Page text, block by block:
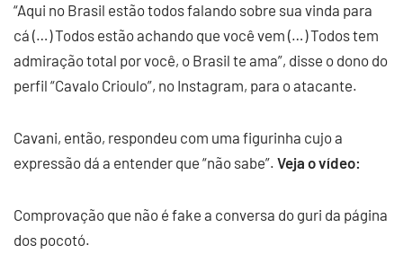
“Aqui no Brasil estão todos falando sobre sua vinda para
cá (…) Todos estão achando que você vem (…) Todos tem
admiração total por você, o Brasil te ama”, disse o dono do
perfil “Cavalo Crioulo”, no Instagram, para o atacante.
Cavani, então, respondeu com uma figurinha cujo a
expressão dá a entender que “não sabe”. Veja o vídeo:
Comprovação que não é fake a conversa do guri da página
dos pocotó.